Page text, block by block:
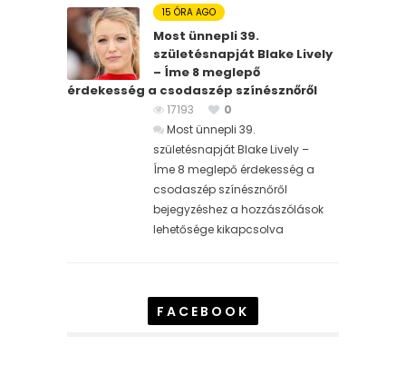
15 ÓRA AGO
Most ünnepli 39.
születésnapját Blake Lively
– Íme 8 meglepő
érdekesség a csodaszép színésznőről
17193
0
Most ünnepli 39.
születésnapját Blake Lively –
Íme 8 meglepő érdekesség a
csodaszép színésznőről
bejegyzéshez a hozzászólások
lehetősége kikapcsolva
FACEBOOK